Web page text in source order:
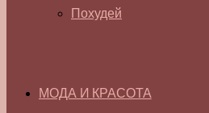
Похудей
МОДА И КРАСОТА